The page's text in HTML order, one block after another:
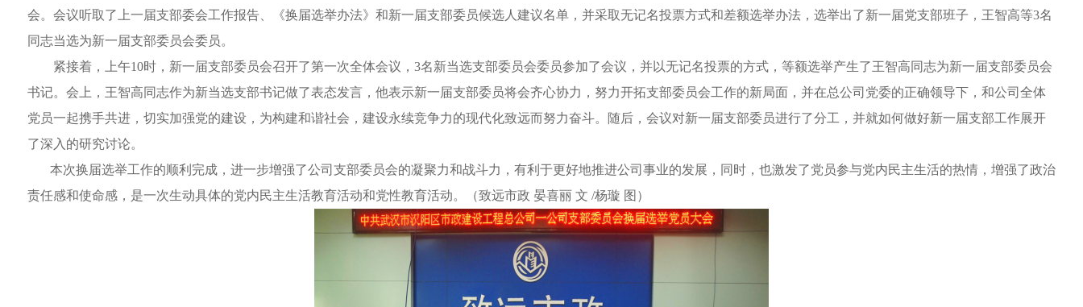
会。 会议听取了 上一届支部委会工作报告、《换届选举办法》和新一届支部委员候选人建议名单， 并采取无记名投票方式和差额选举办法， 选举出了新一届党支部班子，王智高等3名
同志当选为新一届支部委员会委员。
紧接着，上午10时，新一届支部委员会召开了第一次全体会议，3名新当选支部委员会委员参加了会议，并以无记名投票的方式，等额选举产生了王智高同志为新一届支部委员会
书记。会上，王智高同志作为新当选支部书记做了表态发言，他表示新一届支部委员将会齐心协力，努力开拓支部委员会工作的新局面，并在总公司党委的正确领导下，和公司全体
党员一起携手共进，切实加强党的建设，为构建和谐社会，建设永续竞争力的现代化致远而努力奋斗。
随后，会议对新一届支部委员进行了分工，并就如何做好新一届支部工作展开
了深入的研究讨论。
本次换届选举工作的顺利完成，进一步增强了公司支部委员会的凝聚力和战斗力，有利于更好地推进公司 事业的发展，同时，也激发了党员参与党内民主生活的热情，增强了政治
责任感和使命感， 是一次生动具体的党内民主生活教育活动和党性教育活动。 （致远市政 晏喜丽 文 /杨璇 图 ）